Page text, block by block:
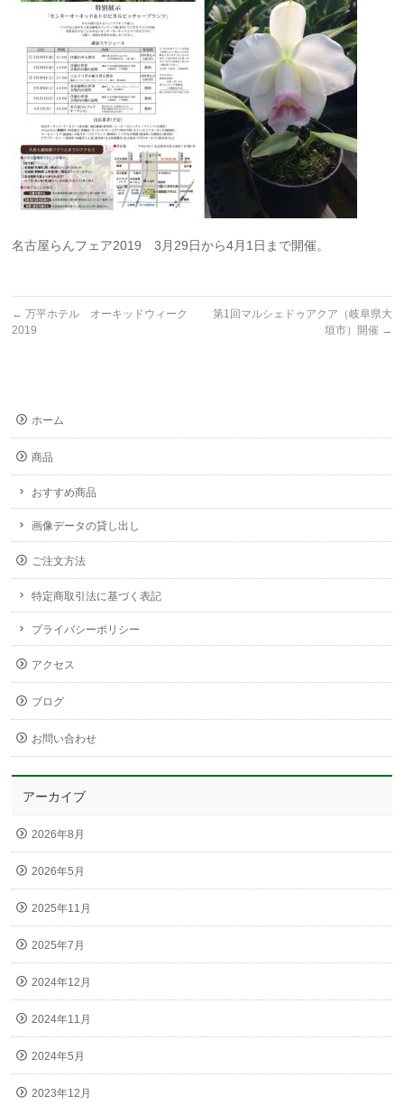
名古屋らんフェア2019 3月29日から4月1日まで開催。
← 万平ホテル オーキッドウィーク
2019
第1回マルシェドゥアクア（岐阜県大
垣市）開催 →
ホーム
商品
おすすめ商品
画像データの貸し出し
ご注文方法
特定商取引法に基づく表記
プライバシーポリシー
アクセス
ブログ
お問い合わせ
アーカイブ
2026年8月
2026年5月
2025年11月
2025年7月
2024年12月
2024年11月
2024年5月
2023年12月